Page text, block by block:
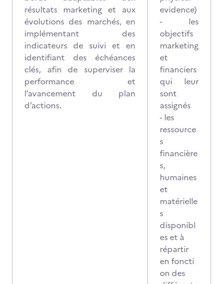
résultats marketing et aux
évolutions des marchés, en
implémentant des
indicateurs de suivi et en
identifiant des échéances
clés, afin de superviser la
performance et
l’avancement du plan
d’actions.
evidence)
- les
objectifs
marketing
et
financiers
qui leur
sont
assignés
- les
ressource
s
financière
s,
humaines
et
matérielle
s
disponibl
es et à
répartir
en foncti
on des